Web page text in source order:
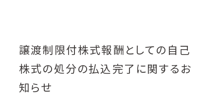
譲渡制限付株式報酬としての自己
株式の処分の払込完了に関するお
知らせ